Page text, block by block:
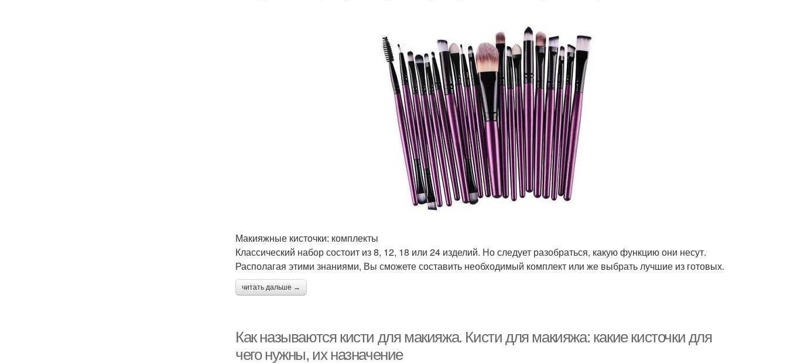
Макияжные кисточки: комплекты
Классический набор состоит из 8, 12, 18 или 24 изделий. Но следует разобраться, какую функцию они несут.
Располагая этими знаниями, Вы сможете составить необходимый комплект или же выбрать лучшие из готовых.
читать дальше →
Как называются кисти для макияжа. Кисти для макияжа: какие кисточки для
чего нужны, их назначение